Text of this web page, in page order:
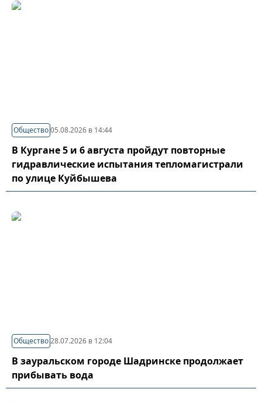
Общество05.08.2026 в 14:44
В Кургане 5 и 6 августа пройдут повторные
гидравлические испытания тепломагистрали
по улице Куйбышева
Общество28.07.2026 в 12:04
В зауральском городе Шадринске продолжает
прибывать вода